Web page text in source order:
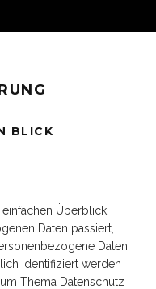
BLICK
Überblick
Daten passiert,
Daten
identifiziert werden
Thema Datenschutz